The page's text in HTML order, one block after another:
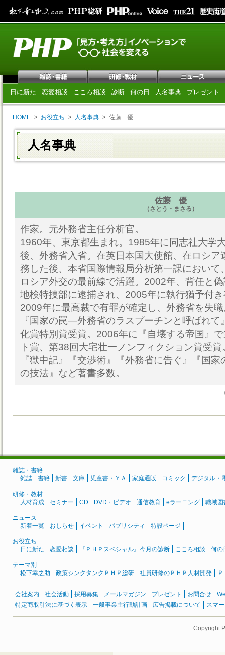
日に新た 恋愛相談 こころ相談 診断 何の日 人名事典 プレゼント
HOME お役立ち 人名事典 佐藤 優
人名事典
佐藤 優
（さとう・まさる）
作家。元外務省主任分析官。
1960年、東京都生まれ。1985年に同志社大学
後、外務省入省。在英日本国大使館、在ロシア
務した後、本省国際情報局分析第一課において
ロシア外交の最前線で活躍。2002年、背任と
地検特捜部に逮捕され、2005年に執行猶予付
2009年に最高裁で有罪が確定し、外務省を失
『国家の罠―外務省のラスプーチンと呼ばれ
化賞特別賞受賞。2006年に『自壊する帝国』
ト賞、第38回大宅壮一ノンフィクション賞受賞
『獄中記』『交渉術』『外務省に告ぐ』『国
の技法』など著書多数。
雑誌・書籍
雑誌
書籍 新書 文庫 児童書・ＹＡ 家庭通販 コミック デジタル・
研修・教材
人材育成
セミナー CD DVD・ビデオ 通信教育 eラーニング 職域図
ニュース
新着一覧
おしらせ イベント パブリシティ 特設ページ
お役立ち
日に新た
恋愛相談 『ＰＨＰスペシャル』今月の診断 こころ相談 何の
テーマ別
松下幸之助
政策シンクタンクＰＨＰ総研 社員研修のＰＨＰ人材開発
会社案内 社会活動 採用募集 メールマガジン プレゼント お問合せ
特定商取引法に基づく表示
一般事業主行動計画 広告掲載について スマ
Copyright